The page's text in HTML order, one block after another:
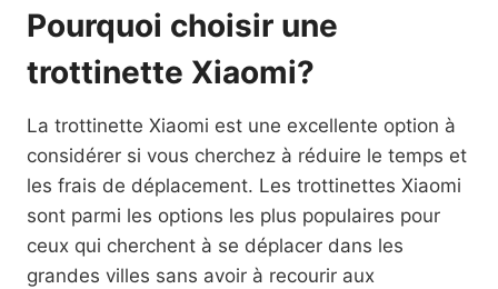
Pourquoi choisir une
trottinette Xiaomi?
La trottinette Xiaomi est une excellente option à
considérer si vous cherchez à réduire le temps et
les frais de déplacement. Les trottinettes Xiaomi
sont parmi les options les plus populaires pour
ceux qui cherchent à se déplacer dans les
grandes villes sans avoir à recourir aux